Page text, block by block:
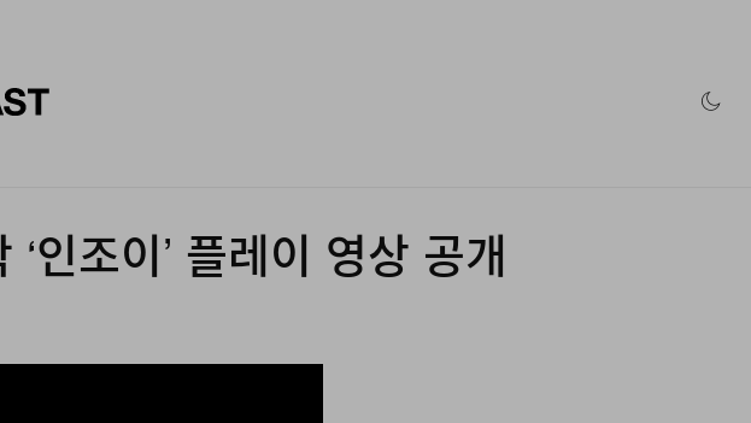
인조이’ 플레이 영상 공개